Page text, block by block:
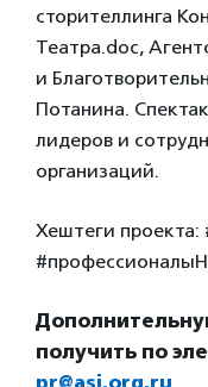
сторителлинга
Театра.doc,
и
Потанина.
лидеров и
организаций.
Хештеги
получить по